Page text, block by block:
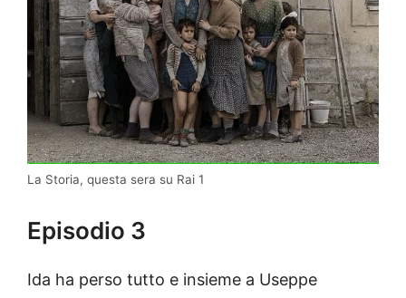
La Storia, questa sera su Rai 1
Episodio 3
Ida ha perso tutto e insieme a Useppe